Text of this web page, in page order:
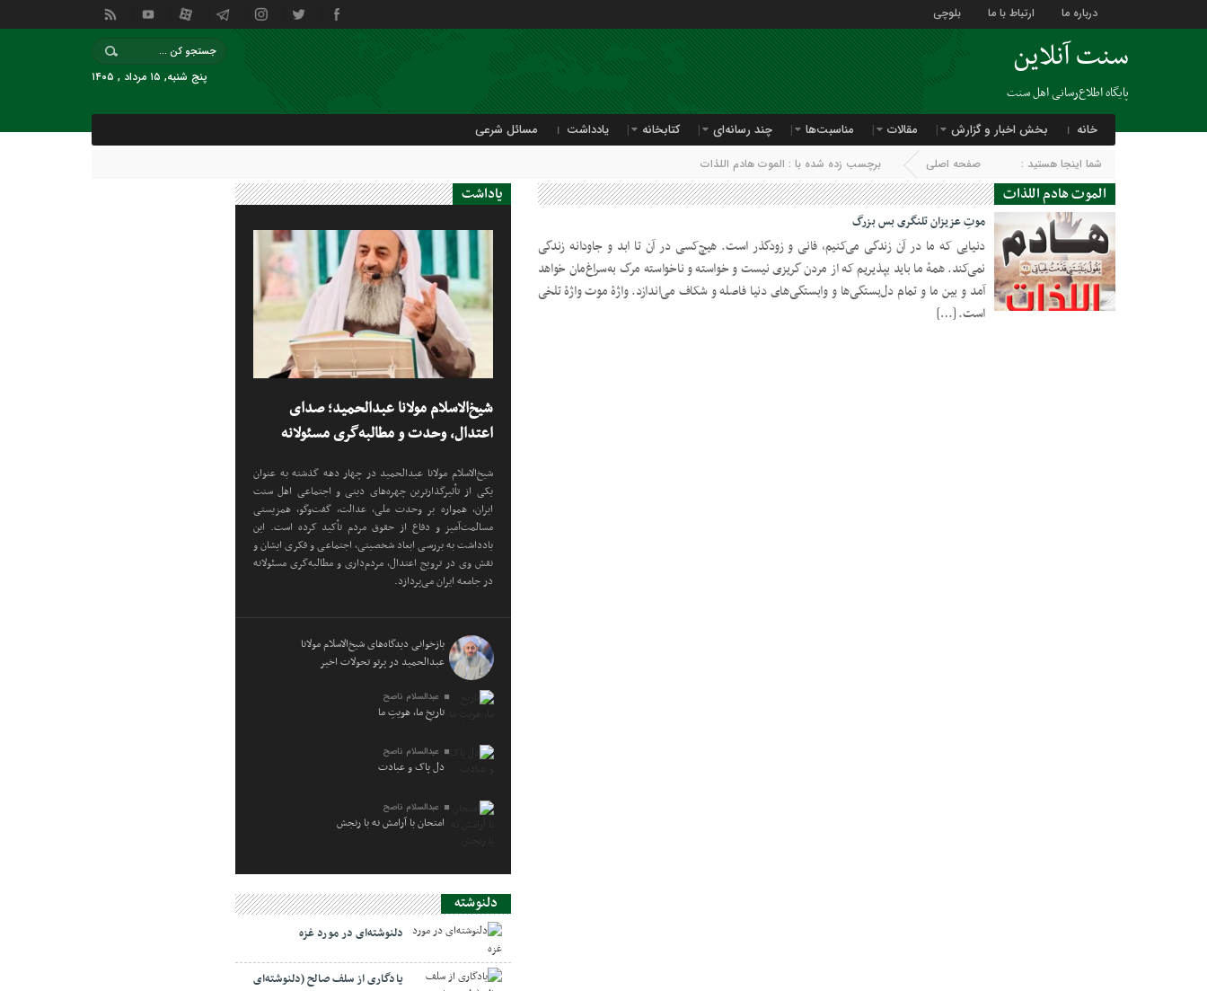
درباره ما ارتباط با ما بلوچی
سنت آنلاین
پایگاه اطلاع‌رسانی اهل سنت
پنج شنبه, ۱۵ مرداد , ۱۴۰۵
خانه بخش اخبار و گزارش مقالات مناسبت‌ها چند رسانه‌ای کتابخانه یادداشت مسائل شرعی
شما اینجا هستید : صفحه اصلی برچسب زده شده با : الموت هادم اللذات
الموت هادم اللذات
موتِ عزیزان تلنگری بس بزرگ
دنیایی که ما در آن زندگی می‌کنیم، فانی و زودگذر است. هیچ‌کسی در آن تا ابد و جاودانه زندگی
نمی‌کند. همۀ ما باید بپذیریم که از مردن گریزی نیست و خواسته‌ و ناخواسته مرگ به‌سراغ‌مان خواهد
آمد و بین ما و تمام دل‌بستگی‌ها و وابستگی‌های دنیا فاصله و شکاف می‌اندازد. واژۀ موت واژۀ تلخی
است. […]
یاداشت
شیخ‌الاسلام مولانا عبدالحمید؛ صدای
اعتدال، وحدت و مطالبه‌گری مسئولانه
شیخ‌الاسلام مولانا عبدالحمید در چهار دهه گذشته به عنوان
یکی از تأثیرگذارترین چهره‌های دینی و اجتماعی اهل سنت
ایران، همواره بر وحدت ملی، عدالت، گفت‌وگو، همزیستی
مسالمت‌آمیز و دفاع از حقوق مردم تأکید کرده است. این
یادداشت به بررسی ابعاد شخصیتی، اجتماعی و فکری ایشان و
نقش وی در ترویج اعتدال، مردم‌داری و مطالبه‌گری مسئولانه
در جامعه ایران می‌پردازد.
بازخوانی دیدگاه‌های شیخ‌الاسلام مولانا
عبدالحمید در پرتو تحولات اخیر
عبدالسلام ناصح
تاریخِ ما، هویتِ ما
عبدالسلام ناصح
دل پاک و عبادت
عبدالسلام ناصح
امتحان با آرامش نه با رنجش
دلنوشته
دلنوشته‌ای در مورد غزه
یادگاری از سلف صالح (دلنوشته‌ای